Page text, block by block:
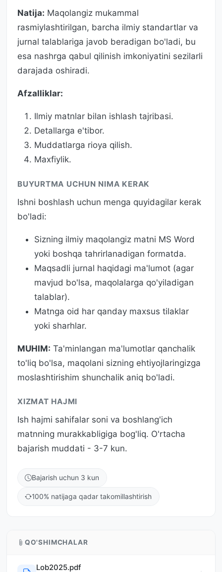
Natija: Maqolangiz mukammal
rasmiylashtirilgan, barcha ilmiy standartlar va
jurnal talablariga javob beradigan bo'ladi, bu
esa nashrga qabul qilinish imkoniyatini sezilarli
darajada oshiradi.
Afzalliklar:
Ilmiy matnlar bilan ishlash tajribasi.
Detallarga e'tibor.
Muddatlarga rioya qilish.
Maxfiylik.
BUYURTMA UCHUN NIMA KERAK
Ishni boshlash uchun menga quyidagilar kerak
bo'ladi:
Sizning ilmiy maqolangiz matni MS Word
yoki boshqa tahrirlanadigan formatda.
Maqsadli jurnal haqidagi ma'lumot (agar
mavjud bo'lsa, maqolalarga qo'yiladigan
talablar).
Matnga oid har qanday maxsus tilaklar
yoki sharhlar.
MUHIM: Ta'minlangan ma'lumotlar qanchalik
to'liq bo'lsa, maqolani sizning ehtiyojlaringizga
moslashtirishim shunchalik aniq bo'ladi.
XIZMAT HAJMI
Ish hajmi sahifalar soni va boshlang'ich
matnning murakkabligiga bog'liq. O'rtacha
bajarish muddati - 3-7 kun.
Bajarish uchun 3 kun
100% natijaga qadar takomillashtirish
QO'SHIMCHALAR
Lob2025.pdf